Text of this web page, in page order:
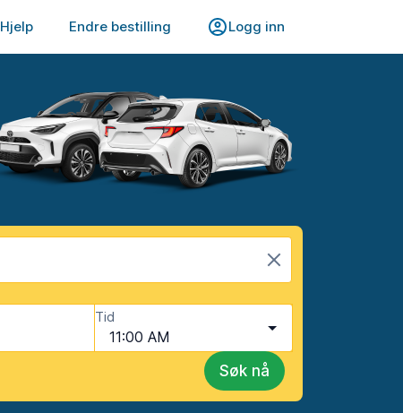
Hjelp Endre bestilling Logg inn
Tid
11:00 AM
Søk nå